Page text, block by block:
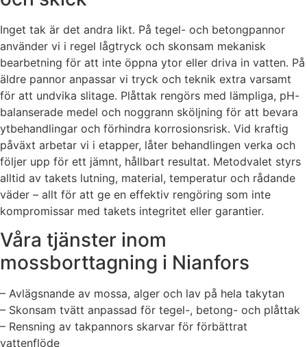
Inget tak är det andra likt. På tegel- och betongpannor
använder vi i regel lågtryck och skonsam mekanisk
bearbetning för att inte öppna ytor eller driva in vatten. På
äldre pannor anpassar vi tryck och teknik extra varsamt
för att undvika slitage. Plåttak rengörs med lämpliga, pH-
balanserade medel och noggrann sköljning för att bevara
ytbehandlingar och förhindra korrosionsrisk. Vid kraftig
påväxt arbetar vi i etapper, låter behandlingen verka och
följer upp för ett jämnt, hållbart resultat. Metodvalet styrs
alltid av takets lutning, material, temperatur och rådande
väder – allt för att ge en effektiv rengöring som inte
kompromissar med takets integritet eller garantier.
Våra tjänster inom
mossborttagning i Nianfors
– Avlägsnande av mossa, alger och lav på hela takytan
– Skonsam tvätt anpassad för tegel-, betong- och plåttak
– Rensning av takpannors skarvar för förbättrat
vattenflöde